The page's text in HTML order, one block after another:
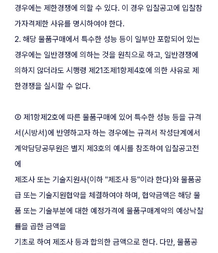
경우에는 제한경쟁에 의할 수 있다. 이 경우 입찰공고에 입찰참
가자격제한 사유를 명시하여야 한다.
2. 해당 물품구매에서 특수한 성능 등이 일부만 포함되어 있는
경우에는 일반경쟁에 의하는 것을 원칙으로 하고, 일반경쟁에
의하지 않더라도 시행령 제21조제1항제4호에 의한 사유로 제
한경쟁을 실시할 수 없다.
② 제1항제2호에 따른 물품구매에 있어 특수한 성능 등을 규격
서(시방서)에 반영하고자 하는 경우에는 규격서 작성단계에서
계약담당공무원은 별지 제3호의 예시를 참조하여 입찰공고전
에
제조사 또는 기술지원사(이하 "제조사 등"이라 한다)와 물품공
급 또는 기술지원협약을 체결하여야 하며, 협약금액은 해당 물
품 또는 기술부분에 대한 예정가격에 물품구매계약의 예상낙찰
률을 곱한 금액을
기초로 하여 제조사 등과 합의한 금액으로 한다. 다만, 물품공